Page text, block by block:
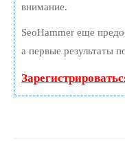
внимание.
SeoHammer еще
а первые результаты